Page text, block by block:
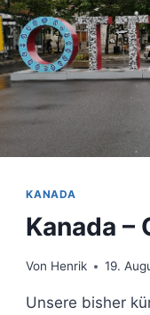
KANADA
Kanada –
Von Henrik 19.
Unsere bisher